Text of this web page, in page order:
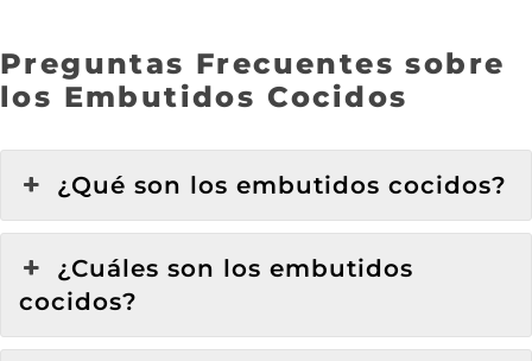
Preguntas Frecuentes sobre
los Embutidos Cocidos
¿Qué son los embutidos cocidos?
¿Cuáles son los embutidos
cocidos?